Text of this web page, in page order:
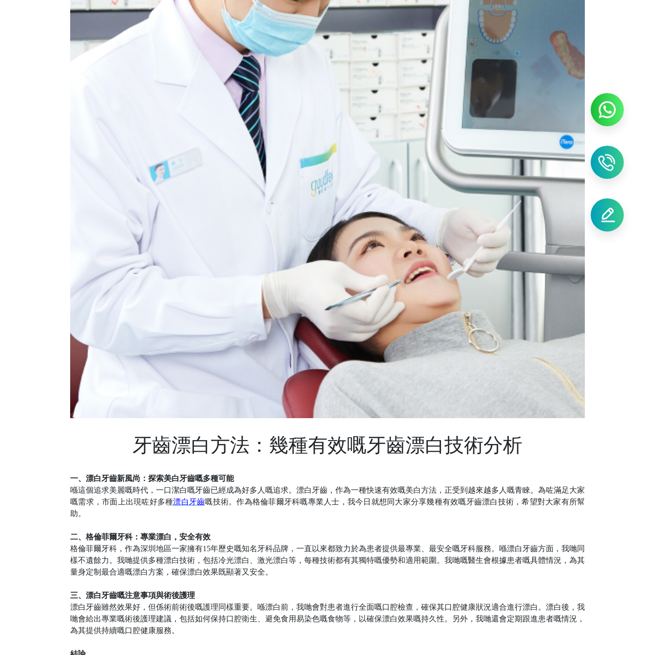
牙齒漂白方法：幾種有效嘅牙齒漂白技術分析
一、漂白牙齒新風尚：探索美白牙齒嘅多種可能
喺這個追求美麗嘅時代，一口潔白嘅牙齒已經成為好多人嘅追求。漂白牙齒，作為一種快速有效嘅美白方法，正受到越來越多人嘅青睞。為咗滿足大家
嘅需求，市面上出現咗好多種漂白牙齒嘅技術。作為格倫菲爾牙科嘅專業人士，我今日就想同大家分享幾種有效嘅牙齒漂白技術，希望對大家有所幫
助。
二、格倫菲爾牙科：專業漂白，安全有效
格倫菲爾牙科，作為深圳地區一家擁有15年歷史嘅知名牙科品牌，一直以來都致力於為患者提供最專業、最安全嘅牙科服務。喺漂白牙齒方面， 我哋同
樣不遺餘力。 我哋提供多種漂白技術，包括冷光漂白、激光漂白等，每種技術都有其獨特嘅優勢和適用範圍。 我哋嘅醫生會根據患者嘅具體情況，為其
量身定制最合適嘅漂白方案，確保漂白效果既顯著又安全。
三、漂白牙齒嘅注意事項與術後護理
漂白牙齒雖然效果好，但係術前術後嘅護理同樣重要。喺漂白前， 我哋會對患者進行全面嘅口腔檢查，確保其口腔健康狀況適合進行漂白。漂白後， 我
哋會給出專業嘅術後護理建議，包括如何保持口腔衛生、避免食用易染色嘅食物等，以確保漂白效果嘅持久性。 另外 ， 我哋還會定期跟進患者嘅情況，
為其提供持續嘅口腔健康服務。